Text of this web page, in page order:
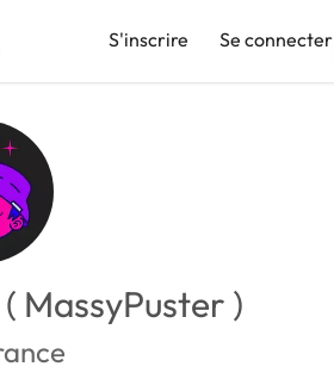
S'inscrire Se connecter
( MassyPuster )